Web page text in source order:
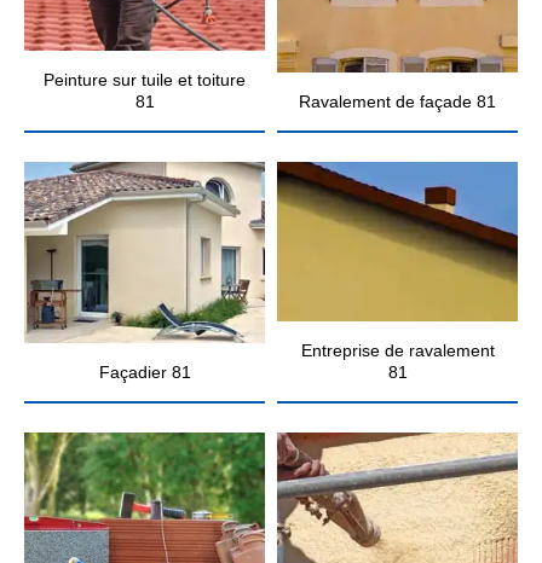
Peinture sur tuile et toiture
81
Ravalement de façade 81
Façadier 81
Entreprise de ravalement
81